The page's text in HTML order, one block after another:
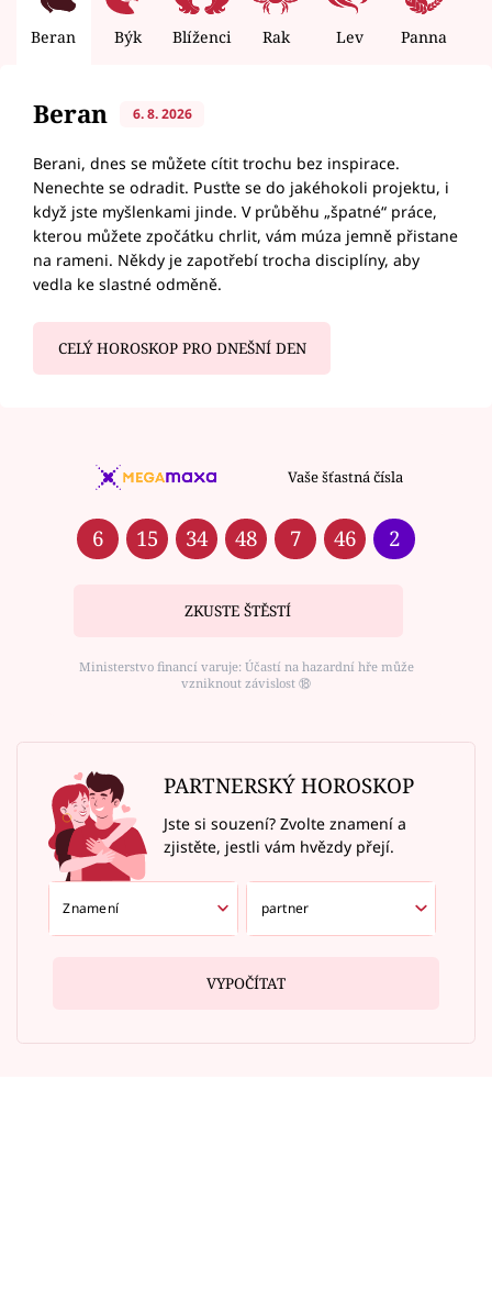
Beran Býk Blíženci Rak Lev Panna
Beran 6. 8. 2026
Berani, dnes se můžete cítit trochu bez inspirace.
Nenechte se odradit. Pusťte se do jakéhokoli projektu, i
když jste myšlenkami jinde. V průběhu „špatné“ práce,
kterou můžete zpočátku chrlit, vám múza jemně přistane
na rameni. Někdy je zapotřebí trocha disciplíny, aby
vedla ke slastné odměně.
CELÝ HOROSKOP PRO DNEŠNÍ DEN
Vaše šťastná čísla
6 15 34 48 7 46 2
ZKUSTE ŠTĚSTÍ
Ministerstvo financí varuje: Účastí na hazardní hře může
vzniknout závislost ⑱
PARTNERSKÝ HOROSKOP
Jste si souzení? Zvolte znamení a
zjistěte, jestli vám hvězdy přejí.
VYPOČÍTAT